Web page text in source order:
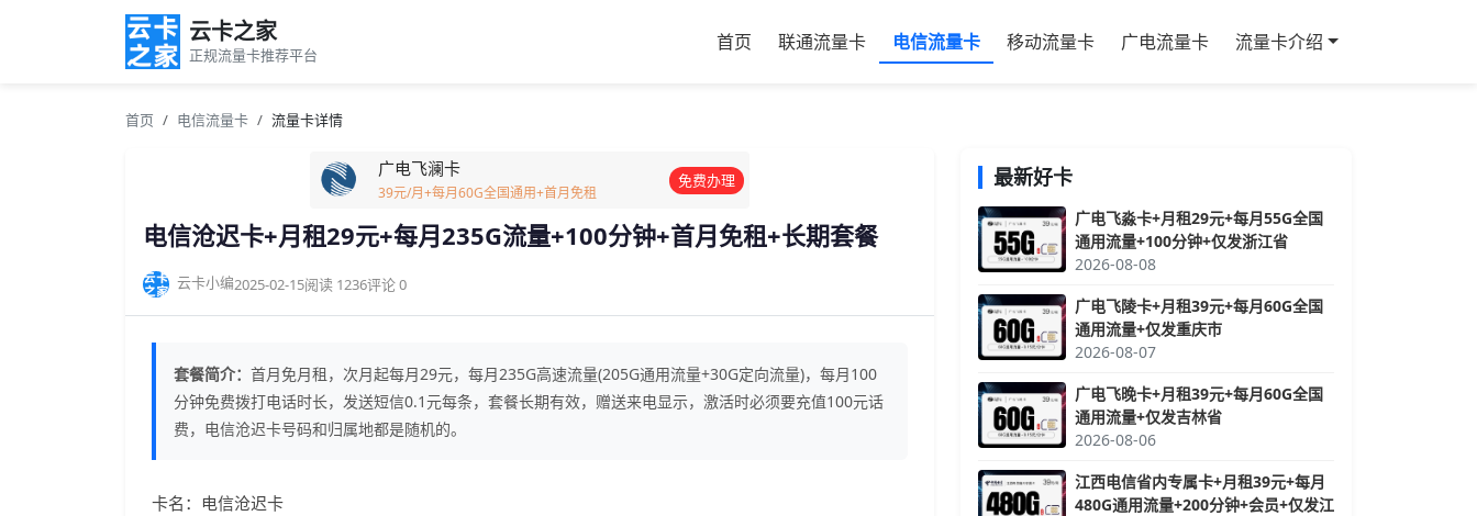
云卡之家
正规流量卡推荐平台
首页 联通流量卡 电信流量卡 移动流量卡 广电流量卡 流量卡介绍
首页 电信流量卡 流量卡详情
广电飞澜卡
39元/月+每月60G全国通用+首月免租
免费办理
电信沧迟卡+月租29元+每月235G流量+100分钟+首月免租+长期套餐
云卡小编2025-02-15阅读 1236评论 0
套餐简介： 首月免月租，次月起每月29元，每月235G高速流量(205G通用流量+30G定向流量)，每月100
分钟免费拨打电话时长，发送短信0.1元每条，套餐长期有效，赠送来电显示，激活时必须要充值100元话
费，电信沧迟卡号码和归属地都是随机的。
卡名：电信沧迟卡
最新好卡
广电飞淼卡+月租29元+每月55G全国
通用流量+100分钟+仅发浙江省
2026-08-08
广电飞陵卡+月租39元+每月60G全国
通用流量+仅发重庆市
2026-08-07
广电飞晚卡+月租39元+每月60G全国
通用流量+仅发吉林省
2026-08-06
江西电信省内专属卡+月租39元+每月
480G通用流量+200分钟+会员+仅发江